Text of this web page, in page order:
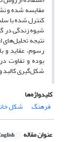
مقایسه شده و
کنترل شده با
شیوه زندگی در
نتیجه
رسوم، عقاید و
بوده و تفاوت
شکل‌گیری کالبد
کلیدواژه‌ها
فرهنگ
شکل
عنوان مقاله